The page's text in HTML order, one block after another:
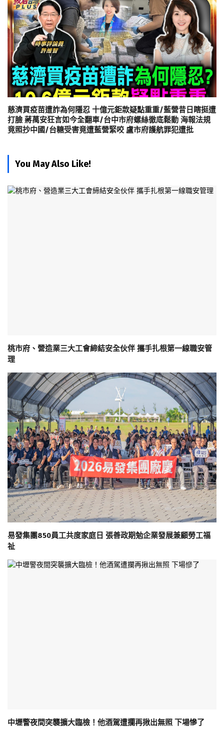
慈濟買疫苗遭詐為何隱忍 十億元鉅款疑點重重/藍營昔日瞎挺遭
打臉 蔣萬安狂言如今全翻車/台中市府螺絲徹底鬆動 海報法規
竟照抄中國/台糖受害竟遭藍營緊咬 盧市府護航罪犯遭批
You May Also Like!
桃市府、營造業三大工會締結安全伙伴 攜手扎根第一線職安管
理
易發集團850員工共度家庭日 張善政期勉企業發展兼顧勞工福
祉
中壢警夜間突襲擴大臨檢！他酒駕遭攔再揪出無照 下場慘了